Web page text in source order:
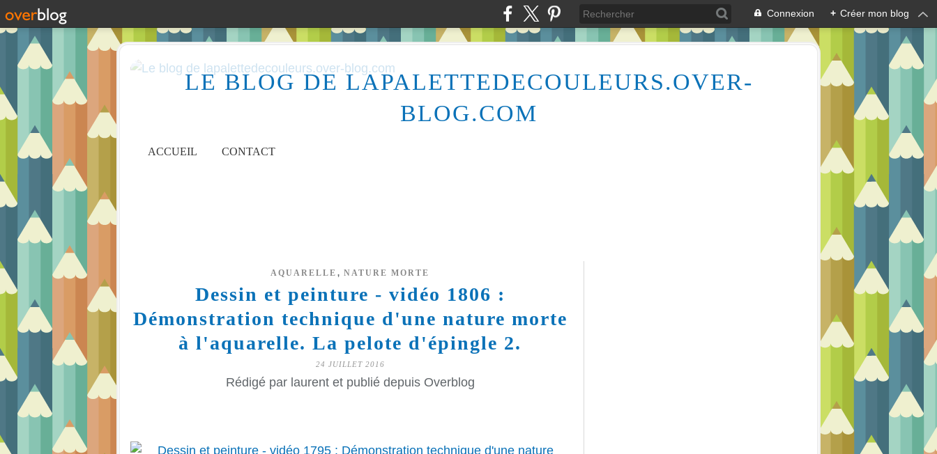
Connexion + Créer mon blog
LE BLOG DE LAPALETTEDECOULEURS.OVER-
BLOG.COM
ACCUEIL CONTACT
AQUARELLE , NATURE MORTE
Dessin et peinture - vidéo 1806 :
Démonstration technique d'une nature morte
à l'aquarelle. La pelote d'épingle 2.
24 JUILLET 2016
Rédigé par laurent et publié depuis Overblog